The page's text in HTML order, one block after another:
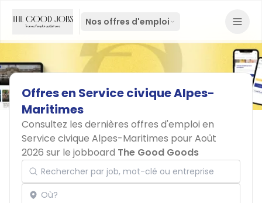
Nos offres d'emploi
Offresen ServiceciviqueAlpes-
Maritimes
Consultez les dernières offres d'emploi en
Service civique Alpes-Maritimes pour Août
2026 sur le jobboard The Good Goods
Rechercher par job, mot-clé ou entreprise
Localisation